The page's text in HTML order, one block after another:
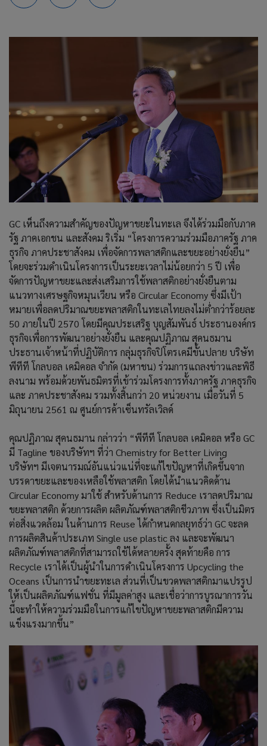
GC เห็นถึงความสำคัญของปัญหาขยะในทะเล จึงได้ร่วมมือกับภาค
รัฐ ภาคเอกชน และสังคม ริเริ่ม “โครงการความร่วมมือภาครัฐ ภาค
ธุรกิจ ภาคประชาสังคม เพื่อจัดการพลาสติกและขยะอย่างยั่งยืน”
โดยจะร่วมดำเนินโครงการเป็นระยะเวลาไม่น้อยกว่า 5 ปี เพื่อ
จัดการปัญหาขยะและส่งเสริมการใช้พลาสติกอย่างยั่งยืนตาม
แนวทางเศรษฐกิจหมุนเวียน หรือ Circular Economy ซึ่งมีเป้า
หมายเพื่อลดปริมาณขยะพลาสติกในทะเลไทยลงไม่ต่ำกว่าร้อยละ
50 ภายในปี 2570 โดยมีคุณประเสริฐ บุญสัมพันธ์ ประธานองค์กร
ธุรกิจเพื่อการพัฒนาอย่างยั่งยืน และคุณปฏิภาณ สุคนธมาน
ประธานเจ้าหน้าที่ปฏิบัติการ กลุ่มธุรกิจปิโตรเคมีขั้นปลาย บริษัท
พีทีที โกลบอล เคมิคอล จำกัด (มหาชน) ร่วมการแถลงข่าวและพิธี
ลงนาม พร้อมด้วยพันธมิตรที่เข้าร่วมโครงการทั้งภาครัฐ ภาคธุรกิจ
และ ภาคประชาสังคม รวมทั้งสิ้นกว่า 20 หน่วยงาน เมื่อวันที่ 5
มิถุนายน 2561 ณ ศูนย์การค้าเซ็นทรัลเวิลด์
คุณปฏิภาณ สุคนธมาน กล่าวว่า “พีทีที โกลบอล เคมิคอล หรือ GC
มี Tagline ของบริษัทฯ ที่ว่า Chemistry for Better Living
บริษัทฯ มีเจตนารมณ์อันแน่วแน่ที่จะแก้ไขปัญหาที่เกิดขึ้นจาก
บรรดาขยะและของเหลือใช้พลาสติก โดยได้นำแนวคิดด้าน
Circular Economy มาใช้ สำหรับด้านการ Reduce เราลดปริมาณ
ขยะพลาสติก ด้วยการผลิต ผลิตภัณฑ์พลาสติกชีวภาพ ซึ่งเป็นมิตร
ต่อสิ่งแวดล้อม ในด้านการ Reuse ได้กำหนดกลยุทธ์ว่า GC จะลด
การผลิตสินค้าประเภท Single use plastic ลง และจะพัฒนา
ผลิตภัณฑ์พลาสติกที่สามารถใช้ได้หลายครั้ง สุดท้ายคือ การ
Recycle เราได้เป็นผู้นำในการดำเนินโครงการ Upcycling the
Oceans เป็นการนำขยะทะเล ส่วนที่เป็นขวดพลาสติกมาแปรรูป
ให้เป็นผลิตภัณฑ์แฟชั่น ที่มีมูลค่าสูง และเชื่อว่าการบูรณาการวัน
นี้จะทำให้ความร่วมมือในการแก้ไขปัญหาขยะพลาสติกมีความ
แข็งแรงมากขึ้น”